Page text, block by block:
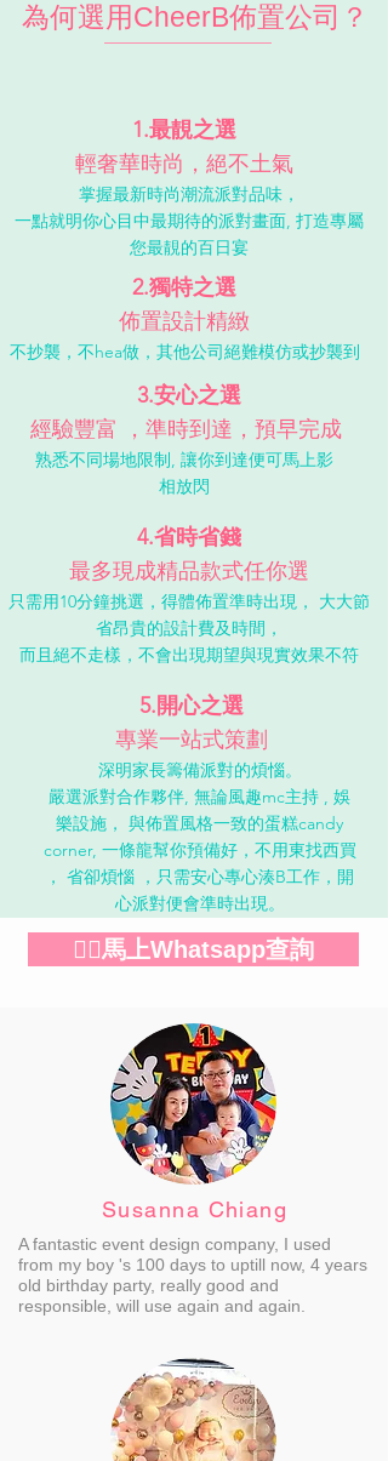
為何選用CheerB佈置公司？
1.最靚之選
輕奢華時尚，絕不土氣
掌握最新時尚潮流派對品味，
一點就明你心目中最期待的派對畫面, 打造專屬
您最靚的百日宴
2.獨特之選
佈置設計精緻
不抄襲，不hea做，其他公司絕難模仿或抄襲到
3.安心之選
經驗豐富 ，準時到達，預早完成
熟悉不同場地限制, 讓你到達便可馬上影
相放閃
4.省時省錢
最多現成精品款式任你選
只需用10分鐘挑選，得體佈置準時出現， 大大節
省昂貴的設計費及時間，
而且絕不走樣，不會出現期望與現實效果不符
5.開心之選
專業一站式策劃
深明家長籌備派對的煩惱。
嚴選派對合作夥伴, 無論風趣mc主持 , 娛
樂設施， 與佈置風格一致的蛋糕candy
corner, 一條龍幫你預備好，不用東找西買
， 省卻煩惱 ，只需安心專心湊B工作，開
心派對便會準時出現。
👉🏻馬上Whatsapp查詢
Susanna Chiang
A fantastic event design company, I used
from my boy 's 100 days to uptill now, 4 years
old birthday party, really good and
responsible, will use again and again.